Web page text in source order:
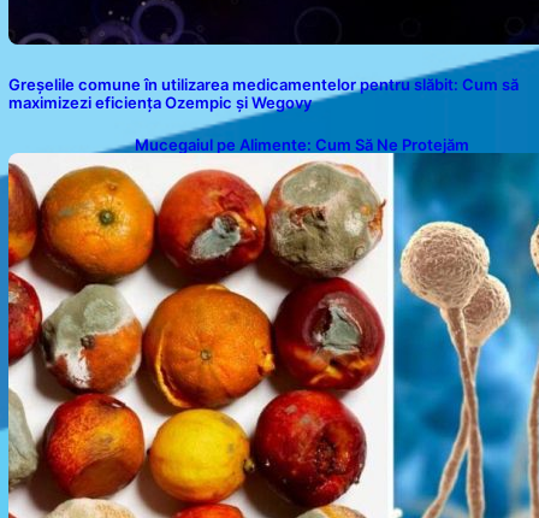
Greșelile comune în utilizarea medicamentelor pentru slăbit: Cum să
maximizezi eficiența Ozempic și Wegovy
Mucegaiul pe Alimente: Cum Să Ne Protejăm